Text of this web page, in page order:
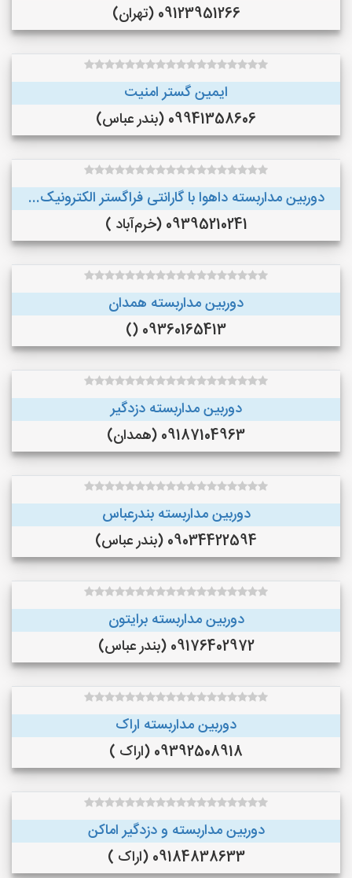
09123951266 (تهران)
ایمین گستر امنیت
09941358606 (بندر عباس)
دوربین مداربسته داهوا با گارانتی فراگستر الکترونیک...
09395210241 (خرم‌آباد )
دوربین مداربسته همدان
09360165413 ()
دوربین مداربسته دزدگیر
09187104963 (همدان)
دوربین مداربسته بندرعباس
09034422594 (بندر عباس)
دوربین مداربسته برایتون
09176402972 (بندر عباس)
دوربین مداربسته اراک
09392508918 (اراک )
دوربین مداربسته و دزدگیر اماکن
09184838633 (اراک )